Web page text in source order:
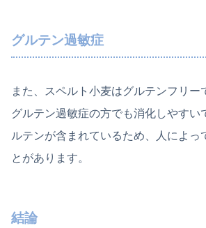
グルテン過敏症
また、スペルト小麦はグルテンフリー
グルテン過敏症の方でも消化しやすい
ルテンが含まれているため、人によっ
とがあります。
結論